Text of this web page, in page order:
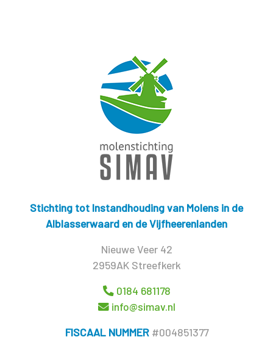
Stichting tot Instandhouding van Molens in de
Alblasserwaard en de Vijfheerenlanden
Nieuwe Veer 42
2959AK Streefkerk
0184 681178
info@simav.nl
FISCAAL NUMMER#004851377